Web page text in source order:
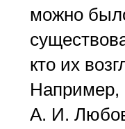
можно
кто их
Например,
А. И.